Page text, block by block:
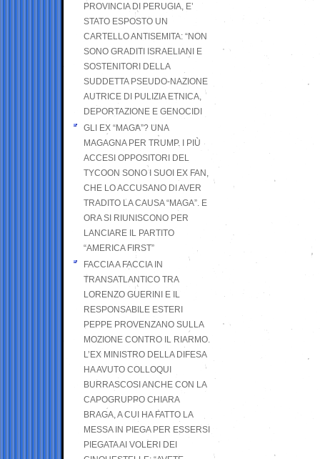
PROVINCIA DI PERUGIA, E’
STATO ESPOSTO UN
CARTELLO ANTISEMITA: “NON
SONO GRADITI ISRAELIANI E
SOSTENITORI DELLA
SUDDETTA PSEUDO-NAZIONE
AUTRICE DI PULIZIA ETNICA,
DEPORTAZIONE E GENOCIDI
GLI EX “MAGA”? UNA
MAGAGNA PER TRUMP. I PIÙ
ACCESI OPPOSITORI DEL
TYCOON SONO I SUOI EX FAN,
CHE LO ACCUSANO DI AVER
TRADITO LA CAUSA “MAGA”. E
ORA SI RIUNISCONO PER
LANCIARE IL PARTITO
“AMERICA FIRST”
FACCIA A FACCIA IN
TRANSATLANTICO TRA
LORENZO GUERINI E IL
RESPONSABILE ESTERI
PEPPE PROVENZANO SULLA
MOZIONE CONTRO IL RIARMO.
L’EX MINISTRO DELLA DIFESA
HA AVUTO COLLOQUI
BURRASCOSI ANCHE CON LA
CAPOGRUPPO CHIARA
BRAGA, A CUI HA FATTO LA
MESSA IN PIEGA PER ESSERSI
PIEGATA AI VOLERI DEI